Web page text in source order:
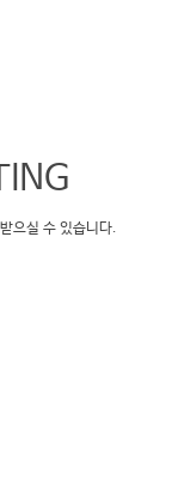
으실 수 있습니다.